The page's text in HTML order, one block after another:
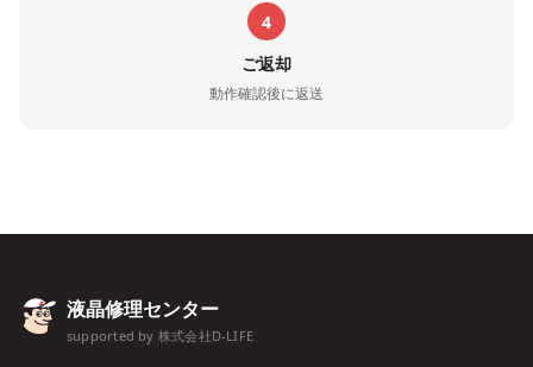
4
ご返却
動作確認後に返送
液晶修理センター
supported by 株式会社D-LIFE